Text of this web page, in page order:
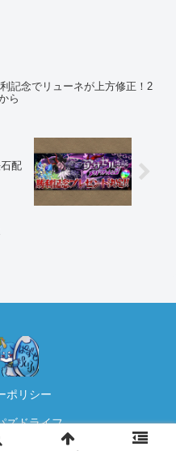
記念でリューネが上方修正！2
ら
配
ポリシー
ズドライフ.